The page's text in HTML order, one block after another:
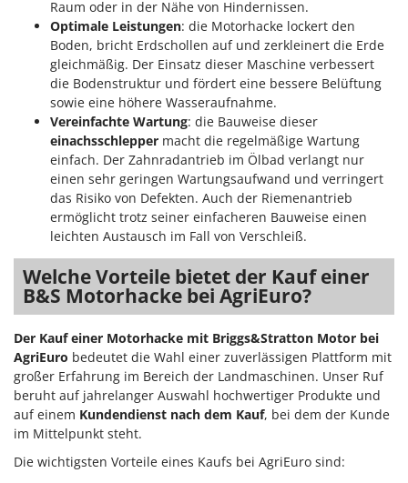
Zodiac
Zomax
Raum oder in der Nähe von Hindernissen.
Optimale Leistungen: die Motorhacke lockert den
Boden, bricht Erdschollen auf und zerkleinert die Erde
gleichmäßig. Der Einsatz dieser Maschine verbessert
die Bodenstruktur und fördert eine bessere Belüftung
sowie eine höhere Wasseraufnahme.
Vereinfachte Wartung: die Bauweise dieser
einachsschlepper macht die regelmäßige Wartung
einfach. Der Zahnradantrieb im Ölbad verlangt nur
einen sehr geringen Wartungsaufwand und verringert
das Risiko von Defekten. Auch der Riemenantrieb
ermöglicht trotz seiner einfacheren Bauweise einen
leichten Austausch im Fall von Verschleiß.
Welche Vorteile bietet der Kauf einer
B&S Motorhacke bei AgriEuro?
Der Kauf einer Motorhacke mit Briggs&Stratton Motor bei
AgriEuro bedeutet die Wahl einer zuverlässigen Plattform mit
großer Erfahrung im Bereich der Landmaschinen. Unser Ruf
beruht auf jahrelanger Auswahl hochwertiger Produkte und
auf einem Kundendienst nach dem Kauf, bei dem der Kunde
im Mittelpunkt steht.
Die wichtigsten Vorteile eines Kaufs bei AgriEuro sind: